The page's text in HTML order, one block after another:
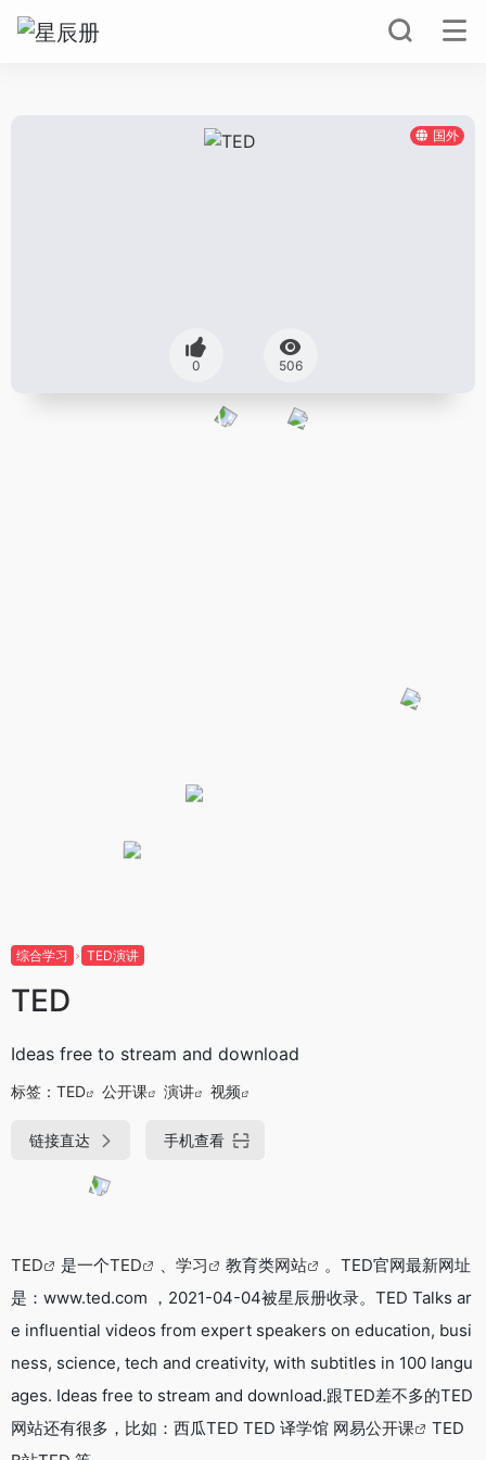
国外
0 506
综合学习 TED演讲
TED
Ideas free to stream and download
标签： TED 公开课 演讲 视频
链接直达 手机查看
TED 是一个TED 、 学习 教育类网站
。TED官网最新网址
是：www.ted.com ，2021-04-04被星辰册收录。TED Talks ar
e influential videos from expert speakers on education, busi
ness, science, tech and creativity, with subtitles in 100 langu
ages. Ideas free to stream and download.跟TED差不多的TED
网站还有很多，比如：西瓜TED TED 译学馆 网易公开课
TED